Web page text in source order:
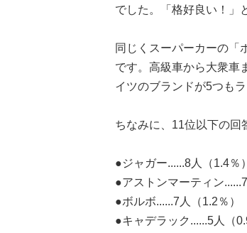
でした。「格好良い！」
同じくスーパーカーの「
です。高級車から大衆車
イツのブランドが5つも
ちなみに、11位以下の回
●ジャガー......8人（1.4％）
●アストンマーティン
●ボルボ......7人（1.2％）
●キャデラック......5人（